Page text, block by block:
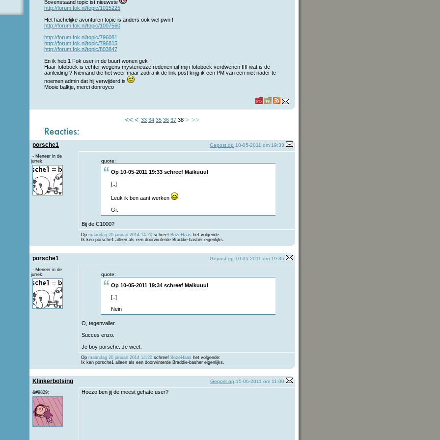
Bovenstaand topic ist nieuwste
http://forum.fok.nl/topic/1015225
Het hachelijke avonturen topic is anders ook wel pwn !
http://forum.fok.nl/topic/1007560
http://forum.fok.nl/topic/796081
http://forum.fok.nl/topic/796815
http://forum.fok.nl/topic/803847
En ik heb 1 Fok user in de buurt wonen gek !
Haar fotoboek is echter wegens mysterieuze redenen uit mijn fotoboek verdwenen !!!! wat is de
aanleiding ? Niemand die het weer maar zodra ik de link post krijg ik een PM van een niet nader te
noemen admin dat hij verwijderd is
Mooie balkje, merci donroyco
33 34 35 36 37 38
porsche1 Gepost op 10-05-2011 om 19:33
- Meneer in de
jurrek.
quote:
Op 10-05-2011 19:33 schreef Maikuuul
[..]
Leuk ik ben aant werken
Gr.
Bij de C1000?
Op maandag 20 januari 2014 14:20 schreef BozeHaas het volgende:
Ik ken porsche1 alleen als een doorwinterde Braddie-basher eigenlijks.
porsche1 Gepost op 10-05-2011 om 19:35
- Meneer in de
jurrek.
quote:
Op 10-05-2011 19:34 schreef Maikuuul
[..]
Nein
O, tegenvaller.
Succes enzo.
Je boy porsche. Je weet.
Op maandag 20 januari 2014 14:20 schreef BozeHaas het volgende:
Ik ken porsche1 alleen als een doorwinterde Braddie-basher eigenlijks.
Klinkerbotsing Gepost op 15-06-2011 om 11:00
&#9829; Hoezo ben jij de meest gehate user?